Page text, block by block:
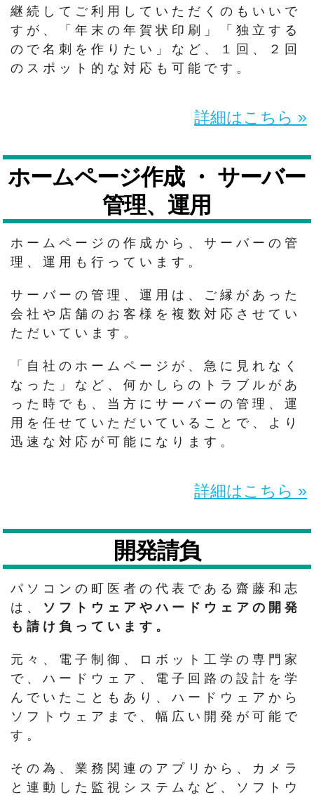
継続してご利用していただくのもいいで
すが、「年末の年賀状印刷」「独立する
ので名刺を作りたい」など、１回、２回
のスポット的な対応も可能です。
詳細はこちら »
ホームページ作成 ・ サーバー
管理、運用
ホームページの作成から、サーバーの管
理、運用も行っています。
サーバーの管理、運用は、ご縁があった
会社や店舗のお客様を複数対応させてい
ただいています。
「自社のホームページが、急に見れなく
なった」など、何かしらのトラブルがあ
った時でも、当方にサーバーの管理、運
用を任せていただいていることで、より
迅速な対応が可能になります。
詳細はこちら »
開発請負
パソコンの町医者の代表である齋藤和志
は、 ソフトウェアやハードウェアの開発
も請け負っています。
元々、電子制御、ロボット工学の専門家
で、ハードウェア、電子回路の設計を学
んでいたこともあり、ハードウェアから
ソフトウェアまで、幅広い開発が可能で
す。
その為、業務関連のアプリから、カメラ
と連動した監視システムなど、ソフトウ